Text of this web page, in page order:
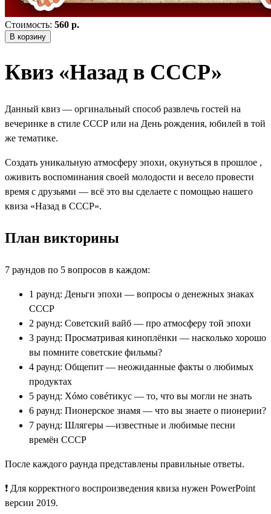
Стоимость: 560 р.
В корзину
Квиз «Назад в СССР»
Данный квиз — оргинальный способ развлечь гостей на
вечеринке в стиле СССР или на День рождения, юбилей в той
же тематике.
Создать уникальную атмосферу эпохи, окунуться в прошлое ,
оживить воспоминания своей молодости и весело провести
время с друзьями — всё это вы сделаете с помощью нашего
квиза «Назад в СССР».
План викторины
7 раундов по 5 вопросов в каждом:
1 раунд: Деньги эпохи — вопросы о денежных знаках
СССР
2 раунд: Советский вайб — про атмосферу той эпохи
3 раунд: Просматривая киноплёнки — насколько хорошо
вы помните советские фильмы?
4 раунд: Общепит — неожиданные факты о любимых
продуктах
5 раунд: Хóмо совéтикус — то, что вы могли не знать
6 раунд: Пионерское знамя — что вы знаете о пионерии?
7 раунд: Шлягеры —известные и любимые песни
времён СССР
После каждого раунда представлены правильные ответы.
❗ Для корректного воспроизведения квиза нужен PowerPoint
версии 2019.